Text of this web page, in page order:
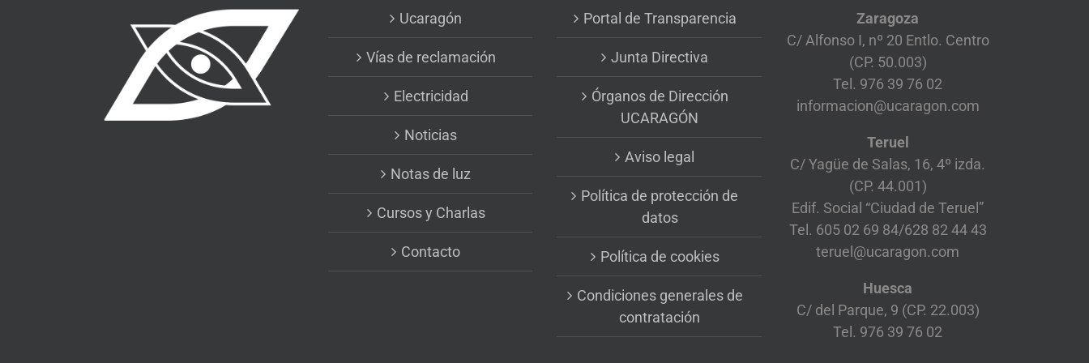
Ucaragón
Vías de reclamación
Electricidad
Noticias
Notas de luz
Cursos y Charlas
Contacto
Portal de Transparencia
Junta Directiva
Órganos de Dirección
UCARAGÓN
Aviso legal
Política de protección de
datos
Política de cookies
Condiciones generales de
contratación
Zaragoza
C/ Alfonso I, nº 20 Entlo. Centro
(CP. 50.003)
Tel. 976 39 76 02
informacion@ucaragon.com
Teruel
C/ Yagüe de Salas, 16, 4º izda.
(CP. 44.001)
Edif. Social “Ciudad de Teruel”
Tel. 605 02 69 84/628 82 44 43
teruel@ucaragon.com
Huesca
C/ del Parque, 9 (CP. 22.003)
Tel. 976 39 76 02